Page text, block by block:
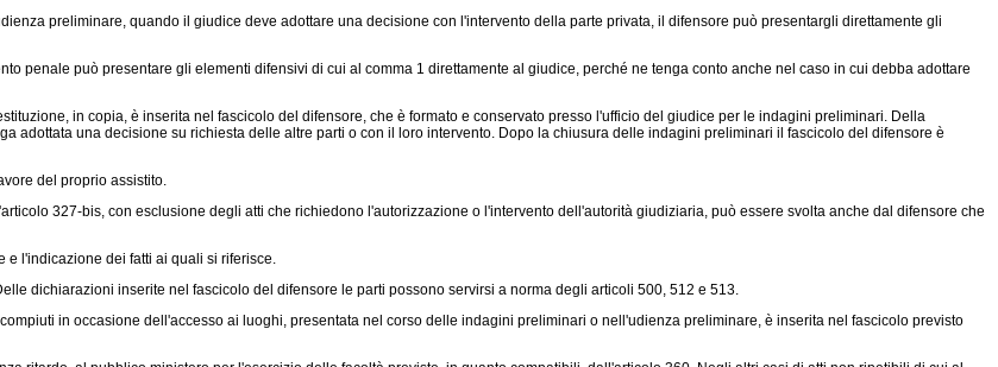
preliminare, quando il giudice deve adottare una decisione con l'intervento della parte privata, il difensore può presentargli direttamente gli
può presentare gli elementi difensivi di cui al comma 1 direttamente al giudice, perché ne tenga conto anche nel caso in cui debba adottare
in copia, è inserita nel fascicolo del difensore, che è formato e conservato presso l'ufficio del giudice per le indagini preliminari. Della
adottata una decisione su richiesta delle altre parti o con il loro intervento. Dopo la chiusura delle indagini preliminari il fascicolo del difensore è
del proprio assistito.
327-bis, con esclusione degli atti che richiedono l'autorizzazione o l'intervento dell'autorità giudiziaria, può essere svolta anche dal difensore che
l'indicazione dei fatti ai quali si riferisce.
dichiarazioni inserite nel fascicolo del difensore le parti possono servirsi a norma degli articoli 500, 512 e 513.
in occasione dell'accesso ai luoghi, presentata nel corso delle indagini preliminari o nell'udienza preliminare, è inserita nel fascicolo previsto